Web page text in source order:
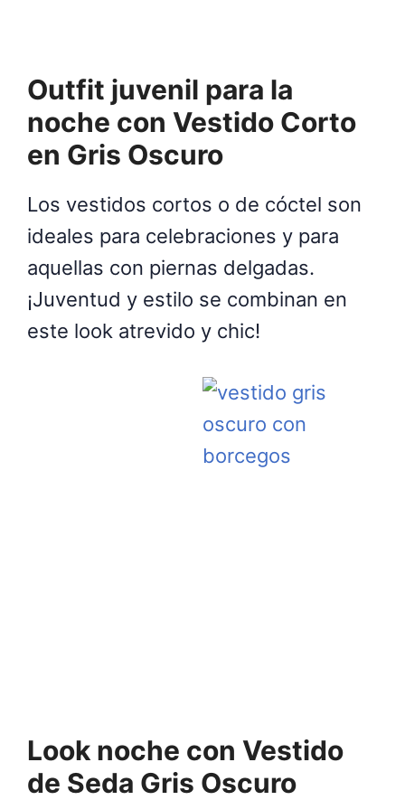
Outfit juvenil para la
noche con Vestido Corto
en Gris Oscuro
Los vestidos cortos o de cóctel son
ideales para celebraciones y para
aquellas con piernas delgadas.
¡Juventud y estilo se combinan en
este look atrevido y chic!
Look noche con Vestido
de Seda Gris Oscuro